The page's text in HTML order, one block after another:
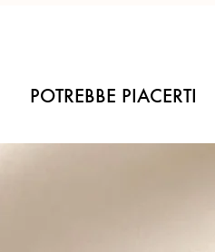
POTREBBE PIACERTI